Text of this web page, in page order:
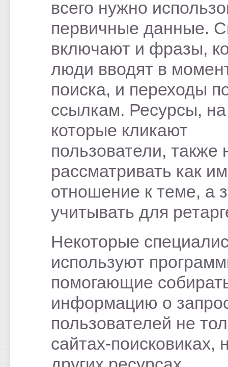
всего нужно
первичные данные.
включают и фразы,
люди вводят в
поиска, и переходы
ссылкам. Ресурсы, на
которые кликают
пользователи, также
рассматривать как
отношение к теме, а
учитывать для
Некоторые
используют
помогающие
информацию о
пользователей не
сайтах-поисковиках,